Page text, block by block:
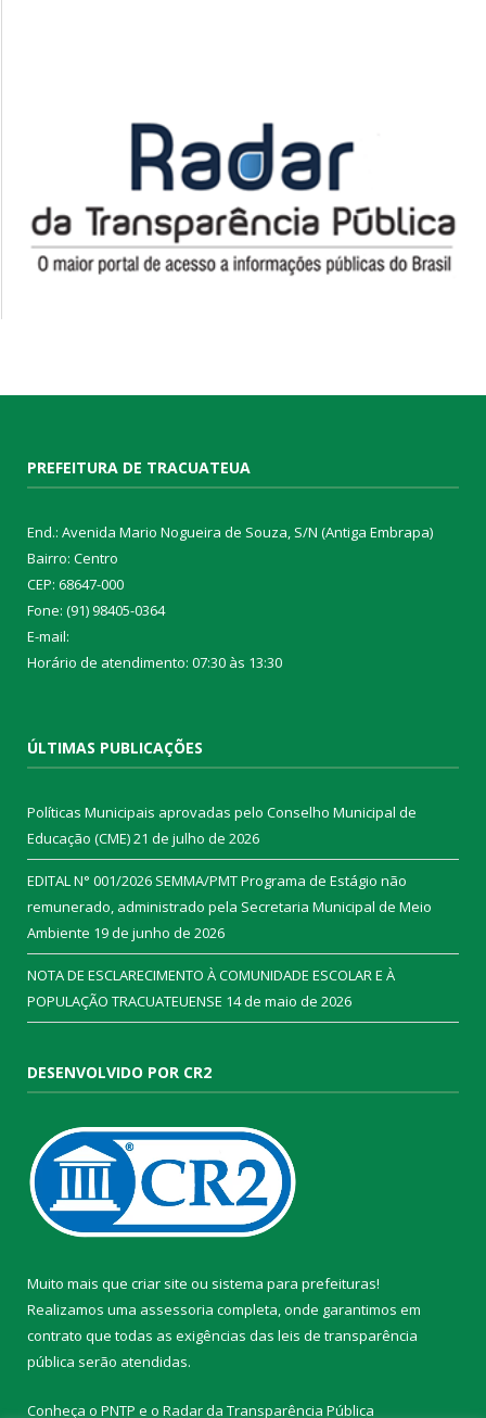
PREFEITURA DE TRACUATEUA
End.: Avenida Mario Nogueira de Souza, S/N (Antiga Embrapa)
Bairro: Centro
CEP: 68647-000
Fone: (91) 98405-0364
E-mail:
Horário de atendimento: 07:30 às 13:30
ÚLTIMAS PUBLICAÇÕES
Políticas Municipais aprovadas pelo Conselho Municipal de
Educação (CME)21 de julho de 2026
EDITAL N° 001/2026 SEMMA/PMT Programa de Estágio não
remunerado, administrado pela Secretaria Municipal de Meio
Ambiente 19 de junho de 2026
NOTA DE ESCLARECIMENTO À COMUNIDADE ESCOLAR E À
POPULAÇÃO TRACUATEUENSE 14 de maio de 2026
DESENVOLVIDO POR CR2
Muito mais que criar site ou sistema para prefeituras!
Realizamos uma assessoria completa, onde garantimos em
contrato que todas as exigências das leis de transparência
pública serão atendidas.
Conheça o PNTP e o Radar da Transparência Pública